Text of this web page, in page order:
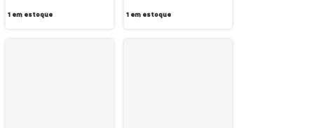
1em estoque 1em estoque